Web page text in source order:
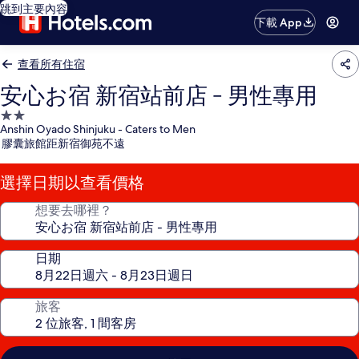
跳到主要內容
下載 App
查看所有住宿
安心お宿 新宿站前店 - 男性專用
2.0
星
級
住
宿
Anshin Oyado Shinjuku - Caters to Men
膠囊旅館距新宿御苑不遠
選擇日期以查看價格
想要去哪裡？
日期
旅客